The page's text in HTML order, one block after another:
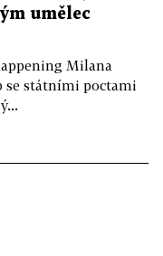
umělec
Milana
se státními poctami